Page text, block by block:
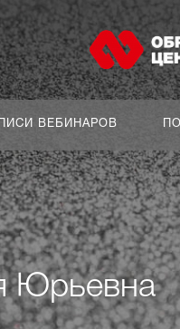
ВЕБИНАРОВ
Юрьевна